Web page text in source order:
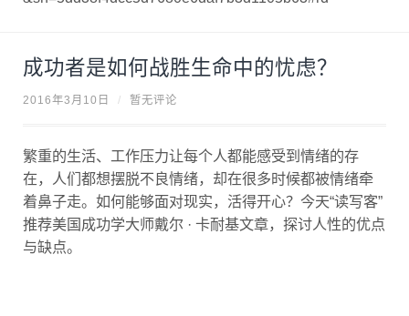
成功者是如何战胜生命中的忧虑？
2016年3月10日 / 暂无评论
繁重的生活、工作压力让每个人都能感受到情绪的存
在，人们都想摆脱不良情绪，却在很多时候都被情绪牵
着鼻子走。如何能够面对现实，活得开心？今天“读写客”
推荐美国成功学大师戴尔 · 卡耐基文章，探讨人性的优点
与缺点。